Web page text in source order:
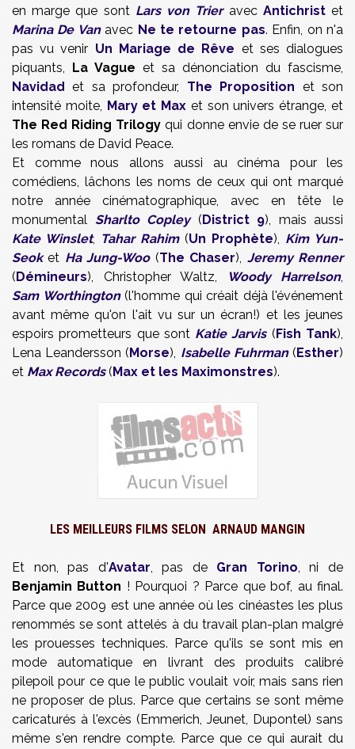
en marge que sont Lars von Trieravec Antichristet
Marina De Vanavec Ne te retourne pas. Enfin, on n'a
pas vu venir Un Mariage de Rêve et ses dialogues
piquants, La Vague et sa dénonciation du fascisme,
Navidad et sa profondeur, The Proposition et son
intensité moite, Mary et Max et son univers étrange, et
The Red Riding Trilogy qui donne envie de se ruer sur
les romans de David Peace.
Et comme nous allons aussi au cinéma pour les
comédiens, lâchons les noms de ceux qui ont marqué
notre année cinématographique, avec en tête le
monumental Sharlto Copley(District 9), mais aussi
Kate Winslet, Tahar Rahim(Un Prophète), Kim Yun-
Seoket Ha Jung-Woo(The Chaser), Jeremy Renner
(Démineurs), Christopher Waltz, Woody Harrelson,
Sam Worthington(l'homme qui créait déjà l'événement
avant même qu'on l'ait vu sur un écran!) et les jeunes
espoirs prometteurs que sont Katie Jarvis(Fish Tank),
Lena Leandersson (Morse), Isabelle Fuhrman(Esther)
et Max Records(Max et les Maximonstres).
LES MEILLEURS FILMS SELON ARNAUD MANGIN
Et non, pas d'Avatar, pas de Gran Torino, ni de
Benjamin Button ! Pourquoi ? Parce que bof, au final.
Parce que 2009 est une année où les cinéastes les plus
renommés se sont attelés à du travail plan-plan malgré
les prouesses techniques. Parce qu'ils se sont mis en
mode automatique en livrant des produits calibré
pilepoil pour ce que le public voulait voir, mais sans rien
ne proposer de plus. Parce que certains se sont même
caricaturés à l'excès (Emmerich, Jeunet, Dupontel) sans
même s'en rendre compte. Parce que ce qui aurait du